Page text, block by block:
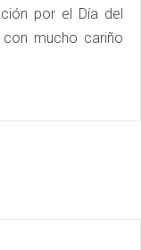
por el Día del
mucho cariño